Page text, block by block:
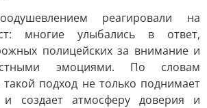
реагировали на
многие улыбались в ответ,
полицейских за внимание и
эмоциями. По словам
подход не только поднимает
и создает атмосферу доверия и